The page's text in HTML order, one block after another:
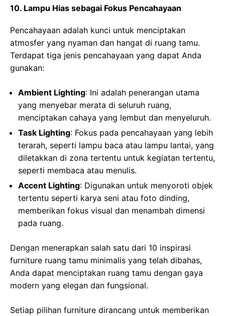
10. Lampu Hias sebagai Fokus Pencahayaan
Pencahayaan adalah kunci untuk menciptakan
atmosfer yang nyaman dan hangat di ruang tamu.
Terdapat tiga jenis pencahayaan yang dapat Anda
gunakan:
Ambient Lighting: Ini adalah penerangan utama
yang menyebar merata di seluruh ruang,
menciptakan cahaya yang lembut dan menyeluruh.
Task Lighting: Fokus pada pencahayaan yang lebih
terarah, seperti lampu baca atau lampu lantai, yang
diletakkan di zona tertentu untuk kegiatan tertentu,
seperti membaca atau menulis.
Accent Lighting: Digunakan untuk menyoroti objek
tertentu seperti karya seni atau foto dinding,
memberikan fokus visual dan menambah dimensi
pada ruang.
Dengan menerapkan salah satu dari 10 inspirasi
furniture ruang tamu minimalis yang telah dibahas,
Anda dapat menciptakan ruang tamu dengan gaya
modern yang elegan dan fungsional.
Setiap pilihan furniture dirancang untuk memberikan